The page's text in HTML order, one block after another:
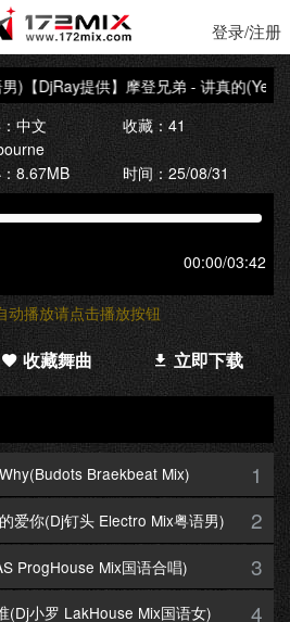
登录/注册
)【DjRay提供】摩登兄弟 - 讲真的
中文
收藏：41
8.67MB 时间：25/08/31
00:00/03:42
动播放请点击播放按钮
收藏舞曲 立即下载
Braekbeat Mix) 1
爱你(Dj钉头 Electro Mix粤语男) 2
ProgHouse Mix国语合唱) 3
(Dj小罗 LakHouse Mix国语女) 4